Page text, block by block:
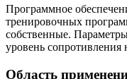
Программное
тренировочных
собственные.
уровень сопротивления
Область